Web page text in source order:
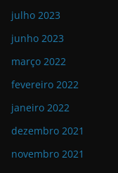
julho 2023
junho 2023
março 2022
fevereiro 2022
janeiro 2022
dezembro 2021
novembro 2021